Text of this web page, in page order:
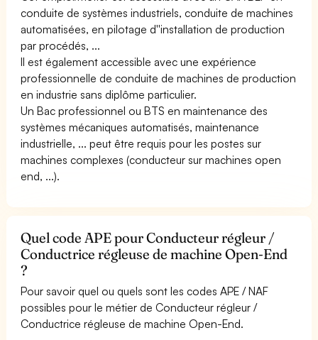
conduite de systèmes industriels, conduite de machines
automatisées, en pilotage d''installation de production
par procédés, ...
Il est également accessible avec une expérience
professionnelle de conduite de machines de production
en industrie sans diplôme particulier.
Un Bac professionnel ou BTS en maintenance des
systèmes mécaniques automatisés, maintenance
industrielle, ... peut être requis pour les postes sur
machines complexes (conducteur sur machines open
end, ...).
Quel code APE pour Conducteur régleur /
Conductrice régleuse de machine Open-End
?
Pour savoir quel ou quels sont les codes APE / NAF
possibles pour le métier de Conducteur régleur /
Conductrice régleuse de machine Open-End.